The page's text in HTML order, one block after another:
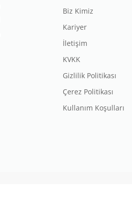
Biz Kimiz
Kariyer
İletişim
KVKK
Gizlilik Politikası
Çerez Politikası
Kullanım Koşulları